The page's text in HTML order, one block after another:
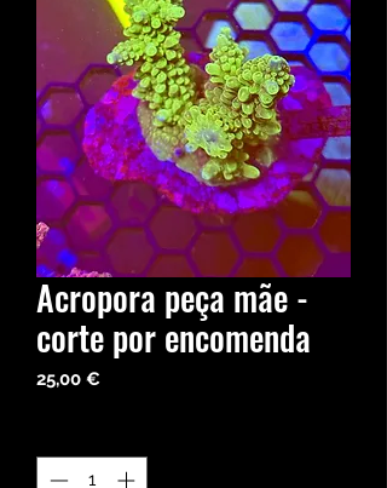
Acropora peça mãe -
corte por encomenda
25,00 €Precio